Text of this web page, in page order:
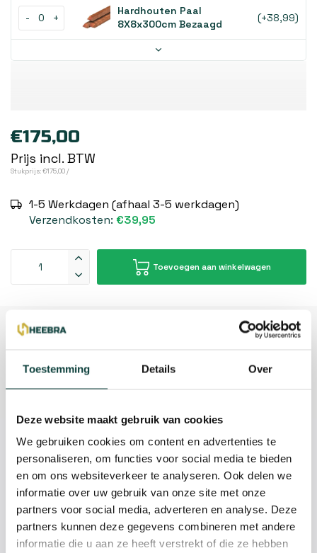
Toestemming Details Over
Deze website maakt gebruik van cookies
We gebruiken cookies om content en advertenties te
personaliseren, om functies voor social media te bieden
en om ons websiteverkeer te analyseren. Ook delen we
informatie over uw gebruik van onze site met onze
partners voor social media, adverteren en analyse. Deze
partners kunnen deze gegevens combineren met andere
informatie die u aan ze heeft verstrekt of die ze hebben
- +
Hardhouten Paal
8X8x300cm Bezaagd
(+38,99)
€175,00
Prijs incl. BTW
Stukprijs: €175,00 /
1-5 Werkdagen (afhaal 3-5 werkdagen)
Verzendkosten: €39,95
Toevoegen aan winkelwagen
Beschrijving
Reviews
Kunnen we je helpen?
085-2121757
info@heebra.com